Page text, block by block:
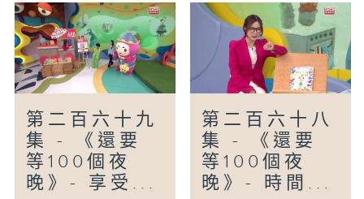
第二百六十九
集 - 《還要
等100個夜
晚》- 享受...
第二百六十八
集 - 《還要
等100個夜
晚》- 時間...